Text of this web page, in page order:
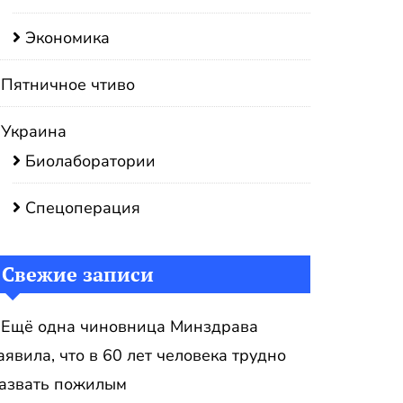
Экономика
Пятничное чтиво
Украина
Биолаборатории
Спецоперация
Свежие записи
Ещё одна чиновница Минздрава
что в 60 лет человека трудно
пожилым